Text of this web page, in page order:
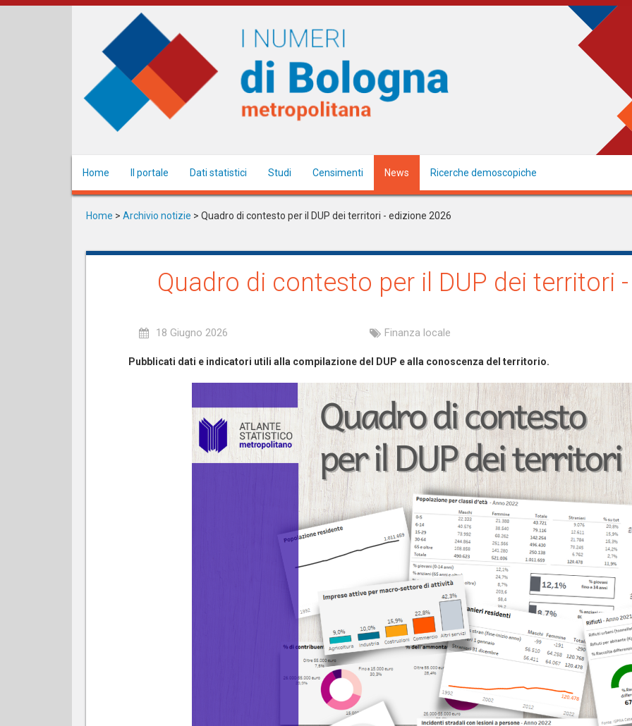
Salta
Home Il portale Dati statistici Studi Censimenti News Ricerche demoscopiche
Home > Archivio notizie > Quadro di contesto per il DUP dei territori - edizione 2026
Quadro di contesto per il DUP dei territori
18 Giugno 2026 Finanza locale
Pubblicati dati e indicatori utili alla compilazione del DUP e alla conoscenza del territorio.